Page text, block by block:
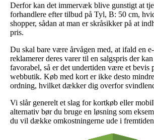
Derfor kan det immervæk blive gunstigt at
forhandlere efter tilbud på Tyl, B: 50 cm,
shopper, sådan at man er skråsikker på at
pris.
Du skal bare være årvågen med, at ifald en
reklamerer deres varer til en salgspris der
favorabel, så er det undertiden være et bevis
webbutik. Køb med kort er ikke desto
ordning, hvilket dækker dig overfor
Vi slår generelt et slag for kortkøb eller
alternativ bør du bruge en løsning som
du vil dække omkostningerne ude i